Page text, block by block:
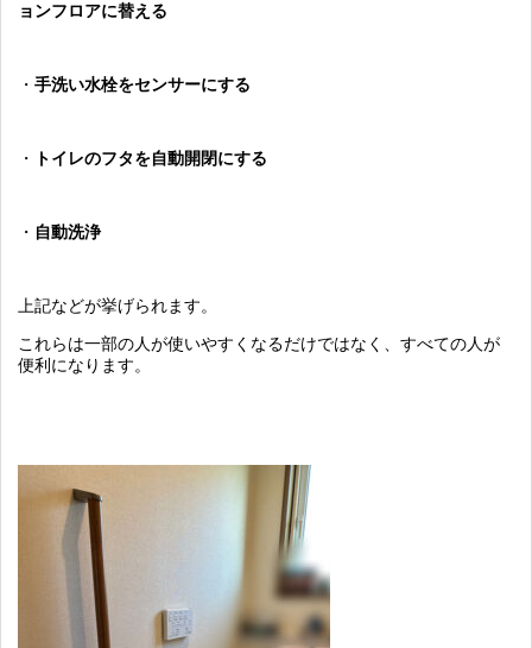
ョンフロアに替える
・ 手洗い水栓をセンサーにする
・ トイレのフタを自動開閉にする
・ 自動洗浄
上記などが挙げられます。
これらは一部の人が使いやすくなるだけではなく、すべての人が
便利になります。